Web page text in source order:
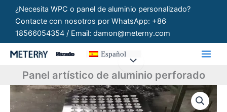
contenido
¿Necesita WPC o panel de aluminio personalizado?
Contacte con nosotros por WhatsApp: +86
18566054354 / Email: damon@meterny.com
Paneles Personalizados Español
Panel artístico de aluminio perforado